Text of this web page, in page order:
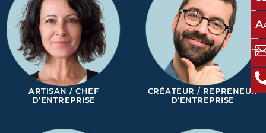
A
ARTISAN / CHEF
D’ENTREPRISE
CRÉATEUR / REPRENEUR
D’ENTREPRISE